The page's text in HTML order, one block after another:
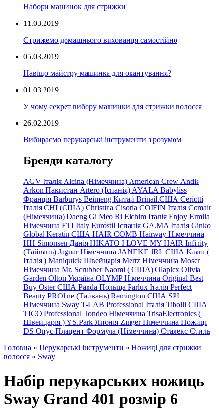
Набори машинок для стрижки
11.03.2019
Стрижемо домашнього вихованця самостійно
05.03.2019
Навіщо майстру машинка для окантування?
01.03.2019
У чому секрет вибору машинки для стрижки волосся
26.02.2019
Вибираємо перукарські інструменти з розумом
Бренди каталогу
AGV Італія Alcina (Німеччина) American Crew Andis
Arkon Пакистан Artero (Іспанія) AYALA Babyliss
Франція Barburys Beimeng Китай Brinail.США Ceriotti
Італія CHI (США) Christina Cisoria COIFIN Італія Comair
(Німеччина) Daeng Gi Meo Ri Elchim Італія Enjoy Ermila
Німеччина ETI Italy Eurostil Іспанія GA.MA Італія Ginko
Global Keratin США HAIR COMB Hairway Німеччина
HH Simonsen Данія HIKATO I LOVE MY HAIR Infinity
(Тайвань) Jaguar Німеччина JANEKE JRL США Kaara (
Італія ) Maniquick Швейцарія Mertz Німеччина Moser
Німеччина Mr. Scrubber Naomi ( США) Olaplex Olivia
Garden Olton Україна OLYMP Німеччина Original Best
Buy Oster США Panda Польща Parlux Італія Perfect
Beauty PROline (Тайвань) Remington США SPL
Німеччина Sway T-LAB Professional Італія Tibolli США
TICO Professional Tondeo Німеччина TrisaElectronics (
Швейцарія ) YS.Park Японія Zinger Німеччина Ножиці
DS Опус Плацент Формула (Німеччина) Сталекс Стиль
Головна » Перукарські інструменти » Ножиці для стрижки
волосся » Sway
Набір перукарських ножиць
Sway Grand 401 розмір 6